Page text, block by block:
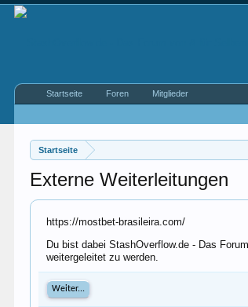
Startseite
Externe Weiterleitungen
https://mostbet-brasileira.com/
Du bist dabei StashOverflow.de - Das
weitergeleitet zu werden.
Weiter...
Startseite Foren Mitglieder